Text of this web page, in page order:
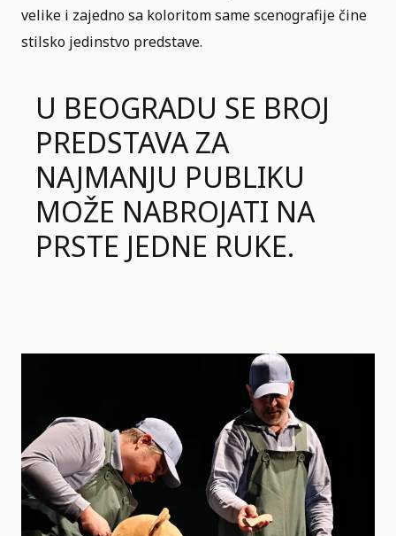
velike i zajedno sa koloritom same scenografije čine
stilsko jedinstvo predstave.
U BEOGRADU SE BROJ
PREDSTAVA ZA
NAJMANJU PUBLIKU
MOŽE NABROJATI NA
PRSTE JEDNE RUKE.